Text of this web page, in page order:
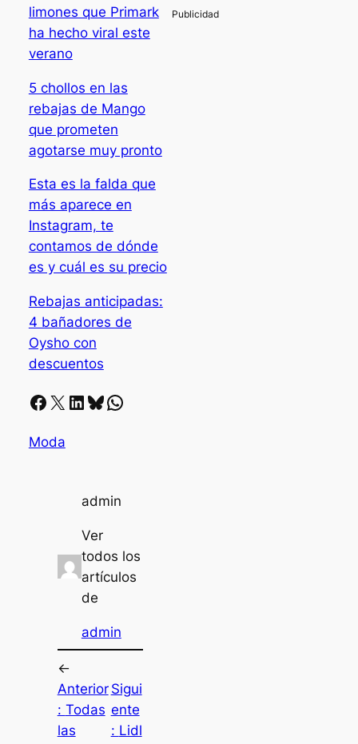
limones que Primark
ha hecho viral este
verano
5 chollos en las
rebajas de Mango
que prometen
agotarse muy pronto
Esta es la falda que
más aparece en
Instagram, te
contamos de dónde
es y cuál es su precio
Rebajas anticipadas:
4 bañadores de
Oysho con
descuentos
Facebook X LinkedIn Bluesky Whatsapp
Moda
admin
Ver
todos los
artículos
de
admin
←
Anterior
: Todas
las
Sigui
ente
: Lidl